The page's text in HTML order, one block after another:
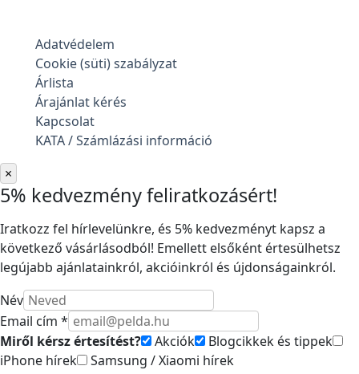
Adatvédelem
Cookie (süti) szabályzat
Árlista
Árajánlat kérés
Kapcsolat
KATA / Számlázási információ
×
5% kedvezmény feliratkozásért!
Iratkozz fel hírlevelünkre, és 5% kedvezményt kapsz a
következő vásárlásodból! Emellett elsőként értesülhetsz
legújabb ajánlatainkról, akcióinkról és újdonságainkról.
Név
Email cím *
Miről kérsz értesítést?
Akciók
Blogcikkek és tippek
iPhone hírek
Samsung / Xiaomi hírek